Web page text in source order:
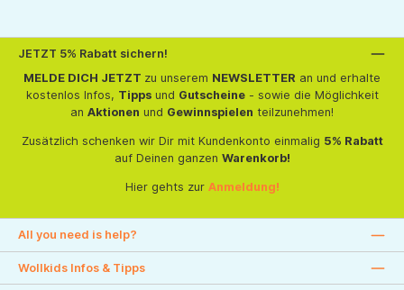
JETZT 5% Rabatt sichern!
MELDE DICH JETZT zu unserem NEWSLETTER an und erhalte
kostenlos Infos, Tippsund Gutscheine- sowie die Möglichkeit
an Aktionen und Gewinnspielen teilzunehmen!
Zusätzlich schenken wir Dir mit Kundenkonto einmalig 5% Rabatt
auf Deinen ganzen Warenkorb!
Hier gehts zur Anmeldung!
All you need is help?
Wollkids Infos & Tipps